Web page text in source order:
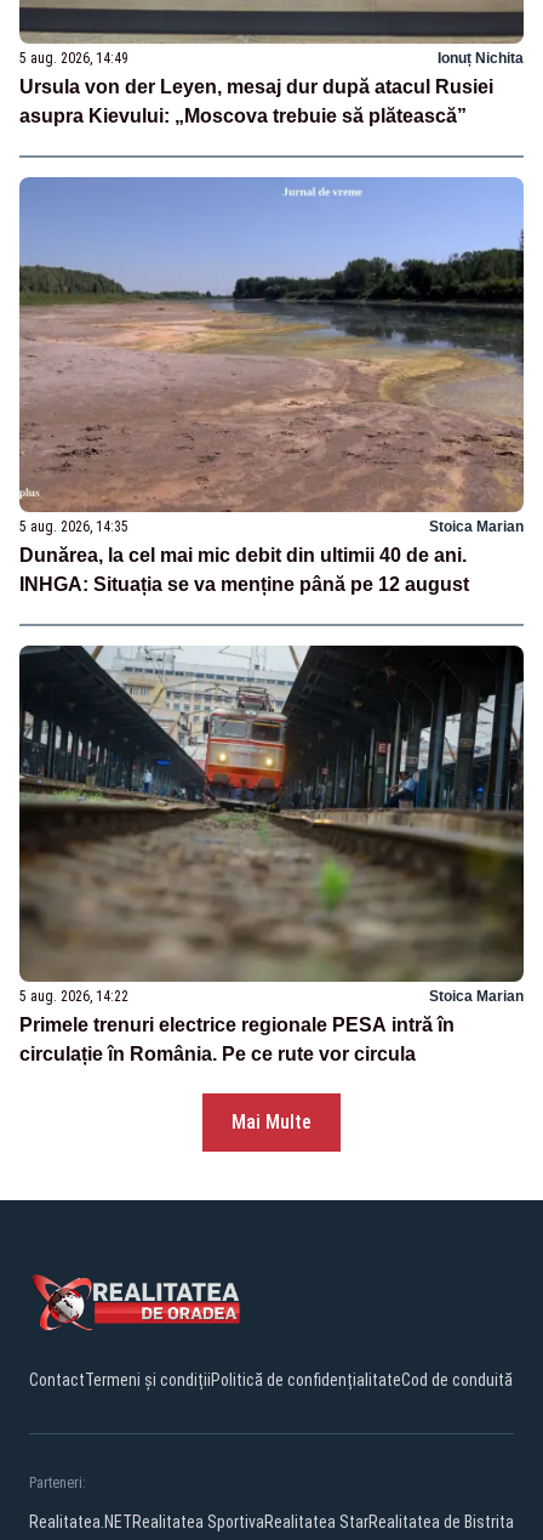
5 aug. 2026, 14:49 Ionuț Nichita
Ursula von der Leyen, mesaj dur după atacul Rusiei
asupra Kievului: „Moscova trebuie să plătească”
5 aug. 2026, 14:35 Stoica Marian
Dunărea, la cel mai mic debit din ultimii 40 de ani.
INHGA: Situația se va menține până pe 12 august
5 aug. 2026, 14:22 Stoica Marian
Primele trenuri electrice regionale PESA intră în
circulație în România. Pe ce rute vor circula
Mai Multe
ContactTermeni și condițiiPolitică de confidențialitateCod de conduită
Parteneri:
Realitatea.NETRealitatea SportivaRealitatea StarRealitatea de Bistrita